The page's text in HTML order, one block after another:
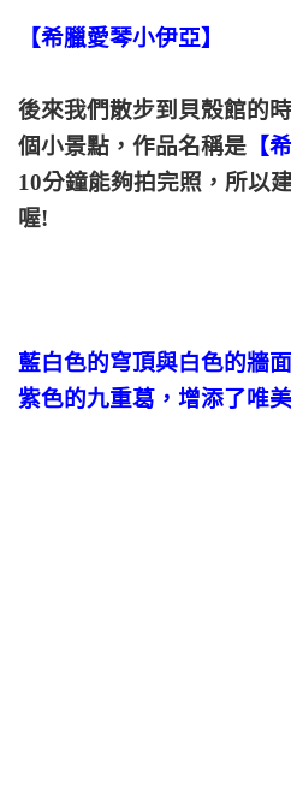
【希臘愛琴小伊亞】
後來我們散步到貝殼館的
個小景點，作品名稱是 【
10分鐘能夠拍完照，所以
喔!
藍白色的穹頂與白色的牆
紫色的九重葛，增添了唯